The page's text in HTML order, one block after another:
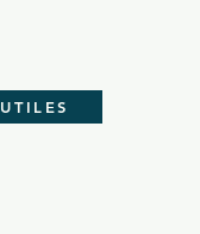
UTILES